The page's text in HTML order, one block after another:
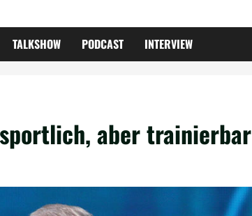
TALKSHOW PODCAST INTERVIEW
aber trainierbar